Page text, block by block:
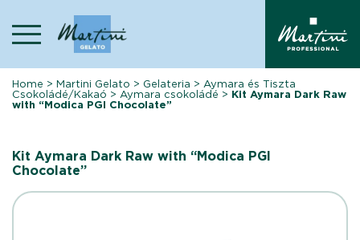
content
Home >Martini Gelato > Gelateria >Aymara és Tiszta
Csokoládé/Kakaó >Aymara csokoládé > Kit Aymara Dark Raw
with “Modica PGI Chocolate”
Kit Aymara Dark Raw with “Modica PGI
Chocolate”